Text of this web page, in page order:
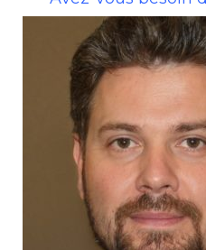
Nous utilisons des cookies
expérience sur notre site
site, nous supposerons